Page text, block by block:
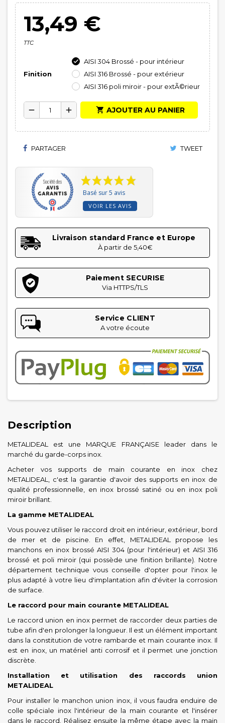
13,49 €
TTC
Finition

AISI 304 Brossé - pour intérieur
AISI 316 Brossé - pour extérieur
AISI 316 poli miroir - pour extÃ©rieur
remove add  AJOUTER AU PANIER
PARTAGER TWEET
Basé sur 5 avis
VOIR LES AVIS
Livraison standard France et Europe
À partir de 5,40€
Paiement SECURISE
Via HTTPS/TLS
Service CLIENT
A votre écoute
Description
METALIDEAL est une MARQUE FRANÇAISE leader dans le
marché du garde-corps inox.
Acheter vos supports de main courante en inox chez
METALIDEAL, c'est la garantie d'avoir des supports en inox de
qualité professionnelle, en inox brossé satiné ou en inox poli
miroir brillant.
La gamme METALIDEAL
Vous pouvez utiliser le raccord droit en intérieur, extérieur, bord
de mer et de piscine. En effet, METALIDEAL propose les
manchons en inox brossé AISI 304 (pour l'intérieur) et AISI 316
brossé et poli miroir (qui possède une finition brillante). Notre
département technique vous conseille d'opter pour l'inox le
plus adapté à votre lieu d'implantation afin d'éviter la corrosion
de surface.
Le raccord pour main courante METALIDEAL
Le raccord union en inox permet de raccorder deux parties de
tube afin d'en prolonger la longueur. Il est un élément important
dans la constitution de votre rambarde et main courante inox. Il
est en inox, un matériel anti corrosif et il permet une jonction
discrète.
Installation et utilisation des raccords union
METALIDEAL
Pour installer le manchon union inox, il vous faudra enduire de
colle spéciale inox l'intérieur de la main courante et l'insérer
dans le raccord. Réalisez ensuite la même étape avec la main